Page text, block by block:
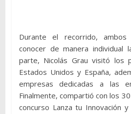
Durante el recorrido, ambos
conocer de manera individual
parte, Nicolás Grau visitó los
Estados Unidos y España,
empresas dedicadas a las
Finalmente, compartió con los
concurso Lanza tu Innovación